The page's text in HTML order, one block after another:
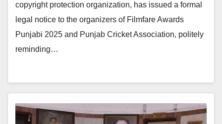
copyright protection organization, has issued a formal
legal notice to the organizers of Filmfare Awards
Punjabi 2025 and Punjab Cricket Association, politely
reminding…